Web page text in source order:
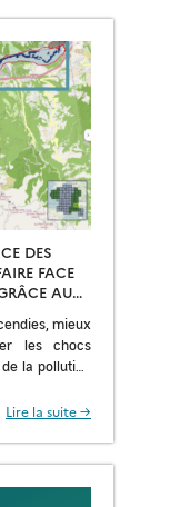
DES
FACE
AU
mieux
les chocs
la pollution
Lire la suite →